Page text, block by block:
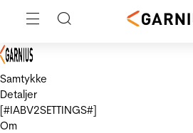
Samtykke
Detaljer
[#IABV2SETTINGS#]
Om